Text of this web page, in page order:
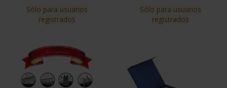
Sólo para usuarios
registrados
Sólo para usuarios
registrados